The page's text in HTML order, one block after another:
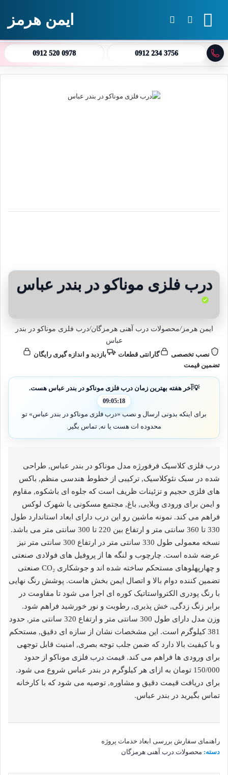
جستجو برای ایمن هرمز
0912 520 0978 0912 234 3756
درب فلزی موناکو در بندر عباس
ایمن هرمز/محصولات درب آهنی هرمزگان/درب فلزی موناکو در بندر
عباس
نصب تخصصی
گارانتی قطعات
بازدید و اندازه گیری رایگان
تضمین قیمت
09:05:17
💡 آخر هفته بهترین زمان درب فلزی موناکو در بندر عباس هست.
برای اینکه بدونی ارسال و نصب «درب فلزی موناکو در بندر عباس» تو
محدوده ات هست یا نه, تماس بگیر.
درب فلزی کلاسیک فرفورژه مدل موناکو در بندر عباس, طراحی
شده در سبک نئوکلاسیک, ترکیبی از خطوط هندسی منظم, باکس
های فلزی حجیم و تزئینات ظریف است که جلوه ای باشکوه, مقاوم
و ایمن برای ورودی ویلایی, باغ, مجتمع مسکونی یا شهرک لوکس
فراهم می کند. نمونه ماشین رو این درب دارای ابعاد استاندارد طول
330 تا 360 سانتی متر و ارتفاع بین 220 تا 300 سانتی متر می باشد.
نسخه معمولی طول 330 سانتی متر در ارتفاع 300 سانتی متر نیز
عرضه شده است. چارچوب و لنگه ها از پروفیل های فولادی صنعتی
و چهارپهلوهای مستحکم ساخته شده اند و جوشکاری CO₂ صنعتی
تضمین کننده دوام بالا و اتصال ایمن بخش هاست. پوشش رنگ نهایی
با رنگ پودری الکترواستاتیک کوره ای اجرا می شود تا مقاومت در
برابر زنگ زدگی, خش پذیری, رطوبت و نور خورشید فراهم شود.
وزن مدل دارای طول 300 سانتی متر و ارتفاع 320 سانتی متر, حدود
381 کیلوگرم است. این مشخصات نشان از سازه ای دقیق, مستحکم
و با کیفیت بالا دارد که ضمن جلب توجه بصری, امنیت قابل توجهی
برای ورودی ها فراهم می کند. قیمت درب فلزی موناکو از حدود
150/000 تومان به ازای هر کیلوگرم در بندر عباس شروع می شود.
برای دریافت قیمت دقیق و مشاوره, توصیه می شود که با کارخانه
تماس بگیرید در بندر عباس.
راهنمای سفارش بررسی ابعاد خدمات پروژه
دسته: محصولات درب آهنی هرمزگان